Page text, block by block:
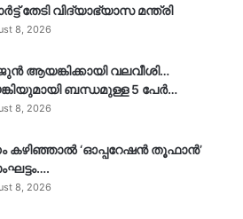
തേടി വിദ്യാഭ്യാസ മന്ത്രി
8, 2026
ആയങ്കിക്കായി വലവീശി…
ബന്ധമുള്ള 5 പേർ…
8, 2026
കഴിഞ്ഞാൽ ‘ഓപ്പറേഷൻ തൂഫാൻ’
8, 2026